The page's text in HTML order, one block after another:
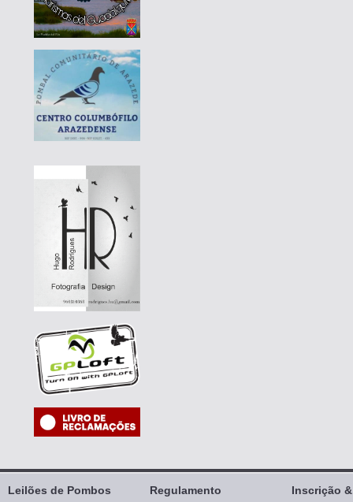
Leilões de Pombos Regulamento Inscrição